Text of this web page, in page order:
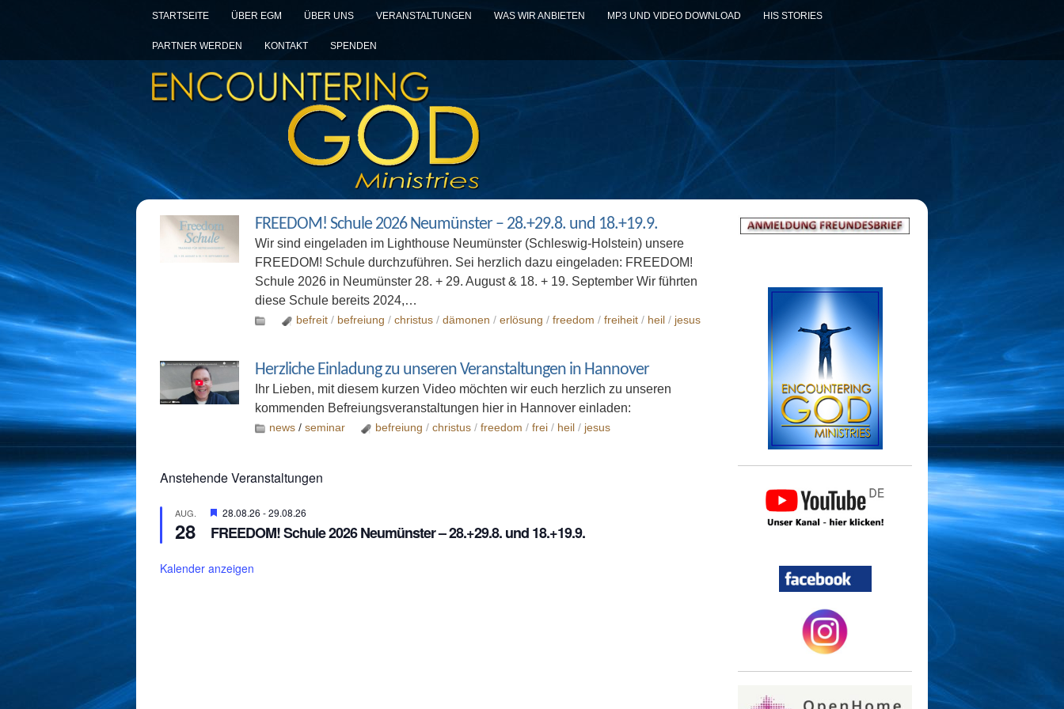
STARTSEITE ÜBER EGM ÜBER UNS VERANSTALTUNGEN WAS WIR ANBIETEN MP3 UND VIDEO DOWNLOAD HIS STORIES
PARTNER WERDEN KONTAKT SPENDEN
FREEDOM! Schule 2026 Neumünster – 28.+29.8. und 18.+19.9.
Wir sind eingeladen im Lighthouse Neumünster (Schleswig-Holstein) unsere
FREEDOM! Schule durchzuführen. Sei herzlich dazu eingeladen: FREEDOM!
Schule 2026 in Neumünster 28. + 29. August & 18. + 19. September Wir führten
diese Schule bereits 2024,…
befreit / befreiung / christus / dämonen / erlösung / freedom / freiheit / heil / jesus
Herzliche Einladung zu unseren Veranstaltungen in Hannover
Ihr Lieben, mit diesem kurzen Video möchten wir euch herzlich zu unseren
kommenden Befreiungsveranstaltungen hier in Hannover einladen:
news / seminar befreiung / christus / freedom / frei / heil / jesus
Anstehende Veranstaltungen
AUG.
28
Hervorgehoben
28.08.26 -29.08.26
FREEDOM! Schule 2026 Neumünster – 28.+29.8. und 18.+19.9.
Kalender anzeigen